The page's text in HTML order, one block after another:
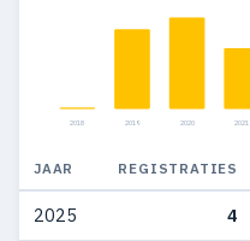
2018 2019 2020 2021
JAAR REGISTRATIES
2025 4